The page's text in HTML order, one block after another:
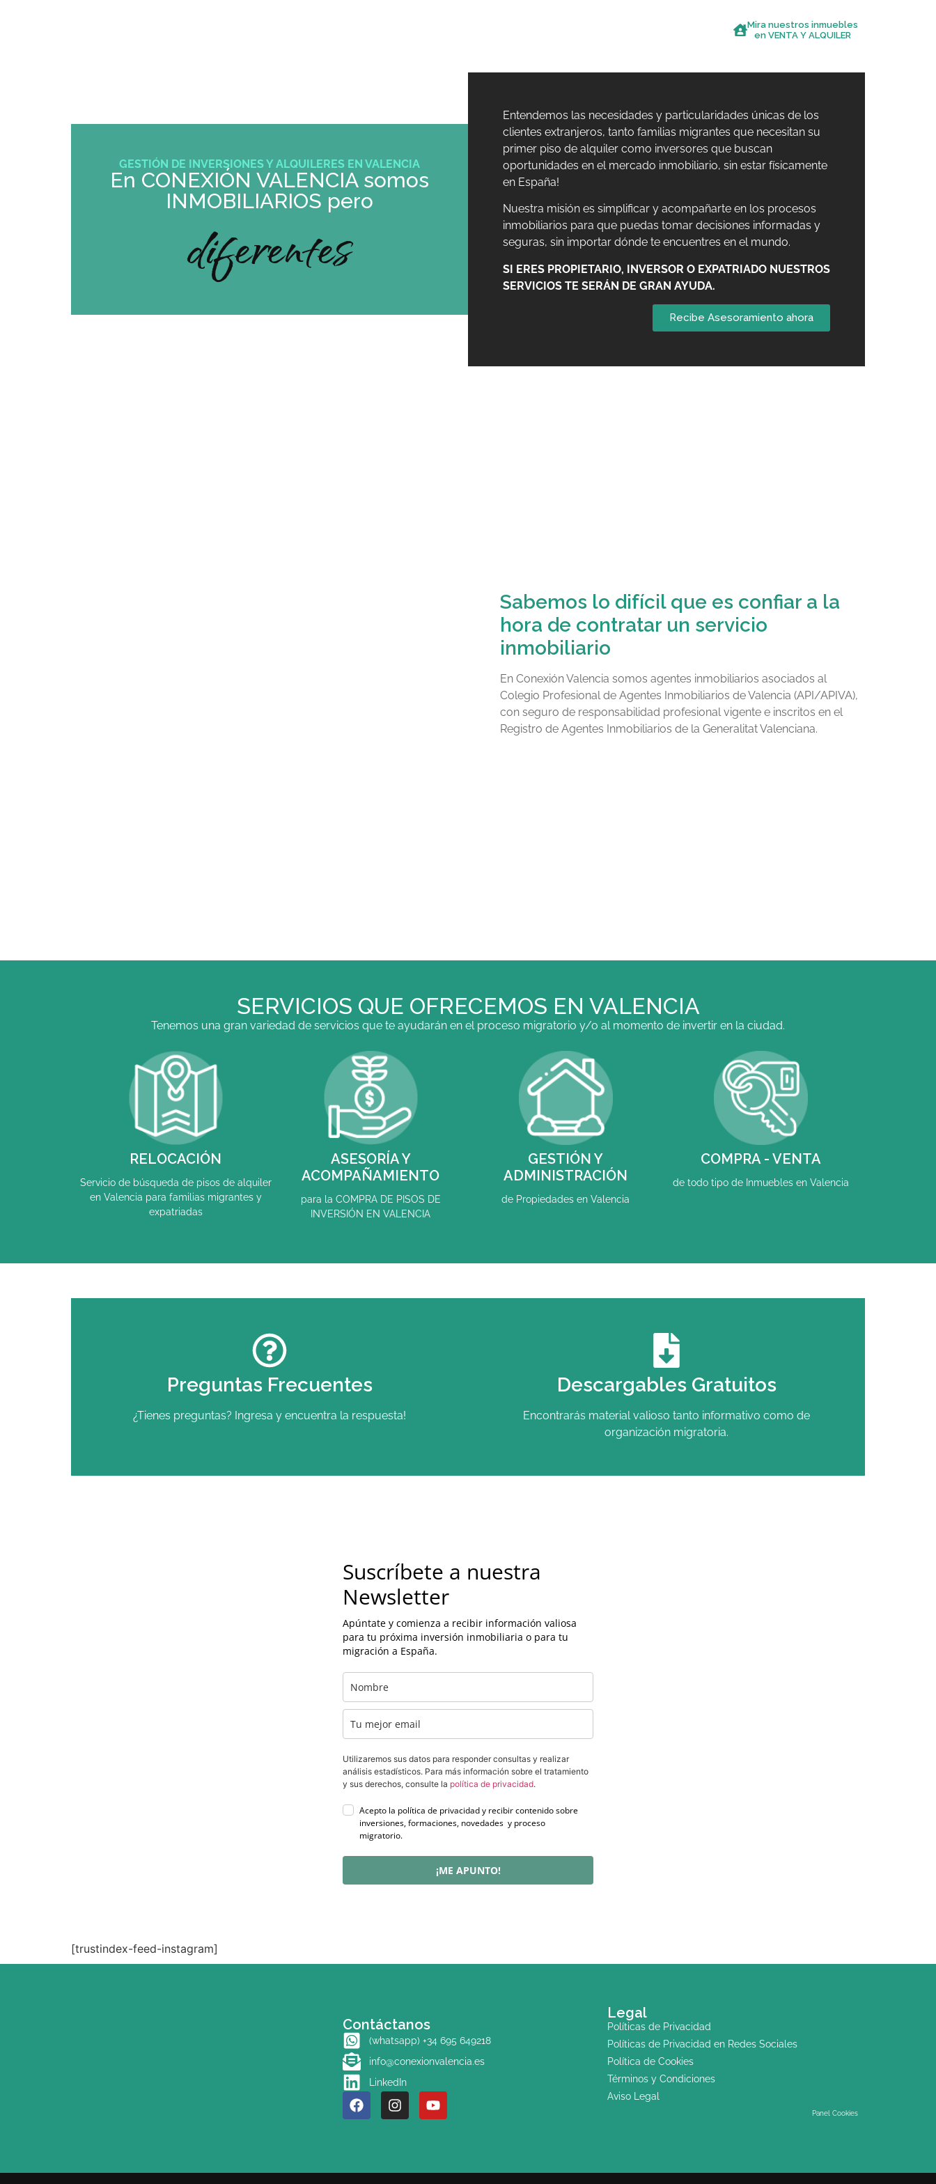
Mira nuestros inmuebles
en VENTA Y ALQUILER
GESTIÓN DE INVERSIONES Y ALQUILERES EN VALENCIA
En CONEXIÓN VALENCIA somos
INMOBILIARIOS pero
diferentes
Entendemos las necesidades y particularidades únicas de los
clientes extranjeros, tanto familias migrantes que necesitan su
primer piso de alquiler como inversores que buscan
oportunidades en el mercado inmobiliario, sin estar físicamente
en España!
Nuestra misión es simplificar y acompañarte en los procesos
inmobiliarios para que puedas tomar decisiones informadas y
seguras, sin importar dónde te encuentres en el mundo.
SI ERES PROPIETARIO, INVERSOR O EXPATRIADO NUESTROS
SERVICIOS TE SERÁN DE GRAN AYUDA.
Recibe Asesoramiento ahora
Sabemos lo difícil que es confiar a la
hora de contratar un servicio
inmobiliario
En Conexión Valencia somos agentes inmobiliarios asociados al
Colegio Profesional de Agentes Inmobiliarios de Valencia (API/APIVA),
con seguro de responsabilidad profesional vigente e inscritos en el
Registro de Agentes Inmobiliarios de la Generalitat Valenciana.
SERVICIOS QUE OFRECEMOS EN VALENCIA
Tenemos una gran variedad de servicios que te ayudarán en el proceso migratorio y/o al momento de invertir en la ciudad.
RELOCACIÓN
Servicio de búsqueda de pisos de alquiler
en Valencia para familias migrantes y
expatriadas
ASESORÍA Y
ACOMPAÑAMIENTO
para la COMPRA DE PISOS DE
INVERSIÓN EN VALENCIA
GESTIÓN Y
ADMINISTRACIÓN
de Propiedades en Valencia
COMPRA - VENTA
de todo tipo de Inmuebles en Valencia
Preguntas Frecuentes
¿Tienes preguntas? Ingresa y encuentra la respuesta!
Descargables Gratuitos
Encontrarás material valioso tanto informativo como de
organización migratoria.
Suscríbete a nuestra
Newsletter
Apúntate y comienza a recibir información valiosa
para tu próxima inversión inmobiliaria o para tu
migración a España.
Utilizaremos sus datos para responder consultas y realizar
análisis estadísticos. Para más información sobre el tratamiento
y sus derechos, consulte la política de privacidad.
Acepto la política de privacidad y recibir contenido sobre
inversiones, formaciones, novedades y proceso
migratorio.
¡ME APUNTO!
[trustindex-feed-instagram]
Contáctanos
(whatsapp) +34 695 649218
info@conexionvalencia.es
LinkedIn
Legal
Políticas de Privacidad
Políticas de Privacidad en Redes Sociales
Política de Cookies
Términos y Condiciones
Aviso Legal
Panel Cookies